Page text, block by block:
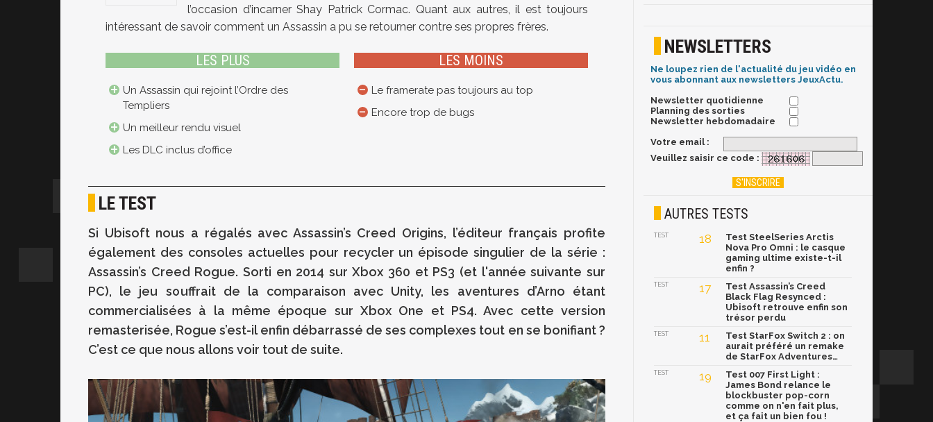
l’occasion d’incarner Shay Patrick Cormac. Quant aux autres, il est toujours
intéressant de savoir comment un Assassin a pu se retourner contre ses propres frères.
LES PLUS
Un Assassin qui rejoint l’Ordre des
Templiers
Un meilleur rendu visuel
Les DLC inclus d’office
LES MOINS
Le framerate pas toujours au top
Encore trop de bugs
LE TEST
Si Ubisoft nous a régalés avec Assassin’s Creed Origins, l’éditeur français profite
également des consoles actuelles pour recycler un épisode singulier de la série :
Assassin’s Creed Rogue. Sorti en 2014 sur Xbox 360 et PS3 (et l'année suivante sur
PC), le jeu souffrait de la comparaison avec Unity, les aventures d’Arno étant
commercialisées à la même époque sur Xbox One et PS4. Avec cette version
remasterisée, Rogue s’est-il enfin débarrassé de ses complexes tout en se bonifiant ?
C’est ce que nous allons voir tout de suite.
NEWSLETTERS
Ne loupez rien de l'actualité du jeu vidéo en
vous abonnant aux newsletters JeuxActu.
Newsletter quotidienne
Planning des sorties
Newsletter hebdomadaire
Votre email :
Veuillez saisir ce code :
AUTRES TESTS
TEST 18
Test SteelSeries Arctis
Nova Pro Omni : le casque
gaming ultime existe-t-il
enfin ?
TEST 17
Test Assassin’s Creed
Black Flag Resynced :
Ubisoft retrouve enfin son
trésor perdu
TEST 11
Test StarFox Switch 2 : on
aurait préféré un remake
de StarFox Adventures…
TEST 19
Test 007 First Light :
James Bond relance le
blockbuster pop-corn
comme on n'en fait plus,
et ça fait un bien fou !